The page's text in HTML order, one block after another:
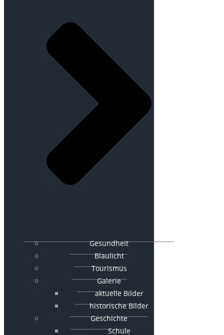
Gesundheit
Blaulicht
Tourismus
Galerie
aktuelle Bilder
historische Bilder
Geschichte
Schule